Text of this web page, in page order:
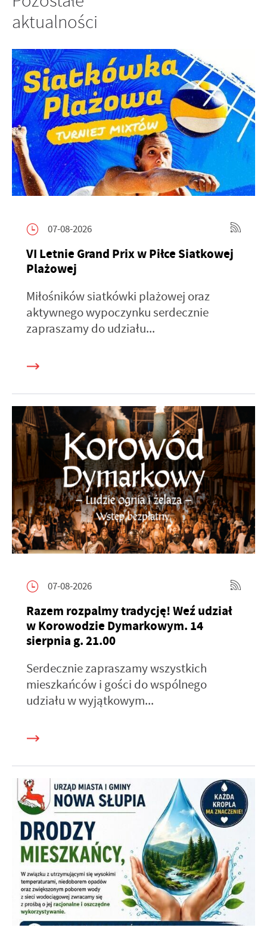
aktualności
07-08-2026
VI Letnie Grand Prix w Piłce Siatkowej
Plażowej
Miłośników siatkówki plażowej oraz
aktywnego wypoczynku serdecznie
zapraszamy do udziału...
07-08-2026
Razem rozpalmy tradycję! Weź udział
w Korowodzie Dymarkowym. 14
sierpnia g. 21.00
Serdecznie zapraszamy wszystkich
mieszkańców i gości do wspólnego
udziału w wyjątkowym...
internetowej. Treści promocyjne mogą pojawić się na
stronach podmiotów trzecich lub firm będących naszymi
partnerami oraz innych dostawców usług. Firmy te działają
postaci wiadomości, ofert, komunikatów mediów
społecznościowych.